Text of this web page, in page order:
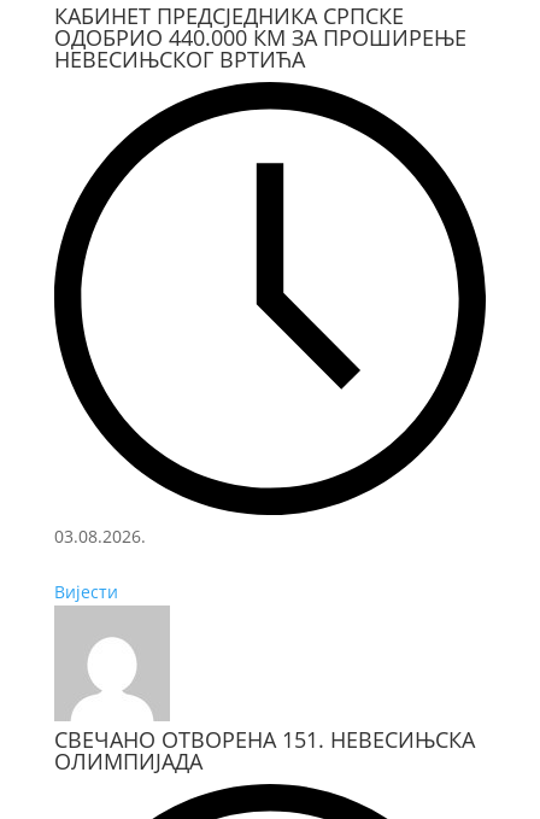
КАБИНЕТ ПРЕДСЈЕДНИКА СРПСКЕ
ОДОБРИО 440.000 КМ ЗА ПРОШИРЕЊЕ
НЕВЕСИЊСКОГ ВРТИЋА
03.08.2026.
Вијести
СВЕЧАНО ОТВОРЕНА 151. НЕВЕСИЊСКА
ОЛИМПИЈАДА